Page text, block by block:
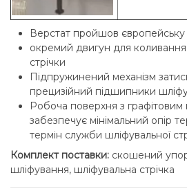
Верстат пройшов європейську
окремий двигун для коливання
стрічки
Підпружинений механізм
прецизійний підшипники
Робоча поверхня з графітовим
забезпечує мінімальний опір
термін служби шліфувальної
Комплект поставки: скошений
шліфування, шліфувальна стрічка